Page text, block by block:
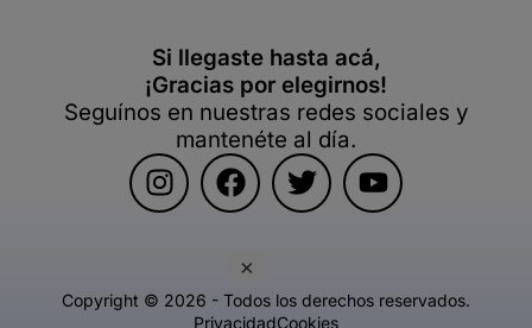
×
Si llegaste hasta acá,
¡Gracias por elegirnos!
Seguínos en nuestras redes sociales y
mantenéte al día.
Copyright © 2026 - Todos los derechos reservados.
PrivacidadCookies